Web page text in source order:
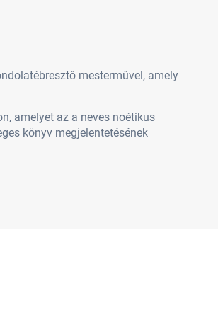
mesterművel, amely
amelyet az a neves noétikus
könyv megjelentetésének